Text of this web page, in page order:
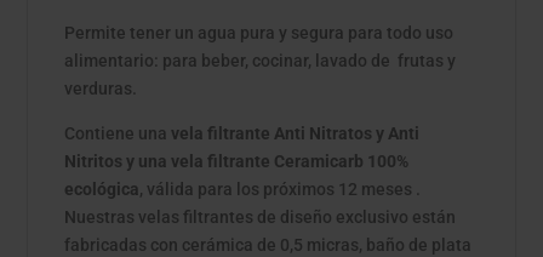
Permite tener un agua pura y segura para todo uso
alimentario: para beber, cocinar, lavado de frutas y
verduras.
Contiene una vela filtrante Anti Nitratos y Anti
Nitritos y una vela filtrante Ceramicarb 100%
ecológica, válida para los próximos 12 meses .
Nuestras velas filtrantes de diseño exclusivo están
fabricadas con cerámica de 0,5 micras, baño de plata